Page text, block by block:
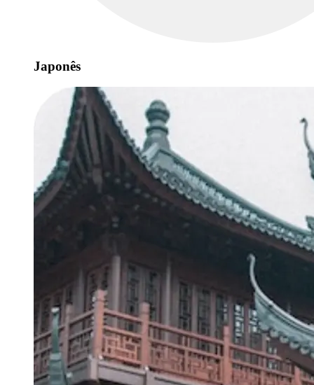
Japonês